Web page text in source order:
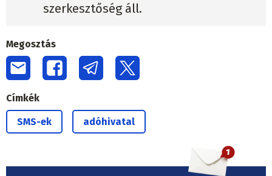
szerkesztőség áll.
Megosztás
Címkék
SMS-ek adóhivatal